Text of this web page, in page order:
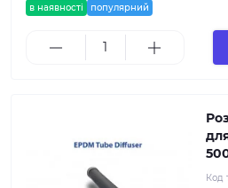
в наявності популярний
Код